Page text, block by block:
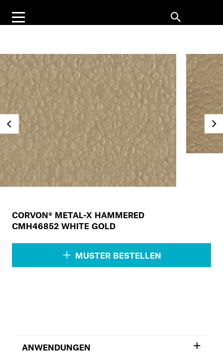
CORVON® METAL-X HAMMERED
CMH46852 WHITE GOLD
MUSTER BESTELLEN
ANWENDUNGEN